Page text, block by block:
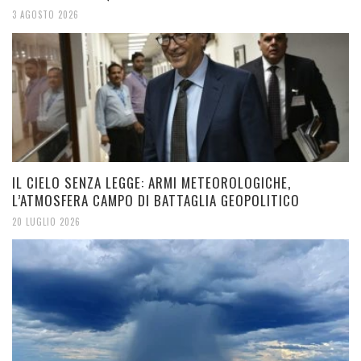
3 AGOSTO 2026
IL CIELO SENZA LEGGE: ARMI METEOROLOGICHE,
L’ATMOSFERA CAMPO DI BATTAGLIA GEOPOLITICO
20 LUGLIO 2026